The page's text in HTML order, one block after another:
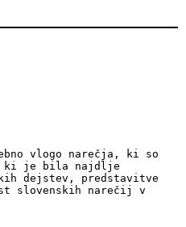
vlogo narečja, ki so
ki je bila najdlje
dejstev, predstavitve
slovenskih narečij v